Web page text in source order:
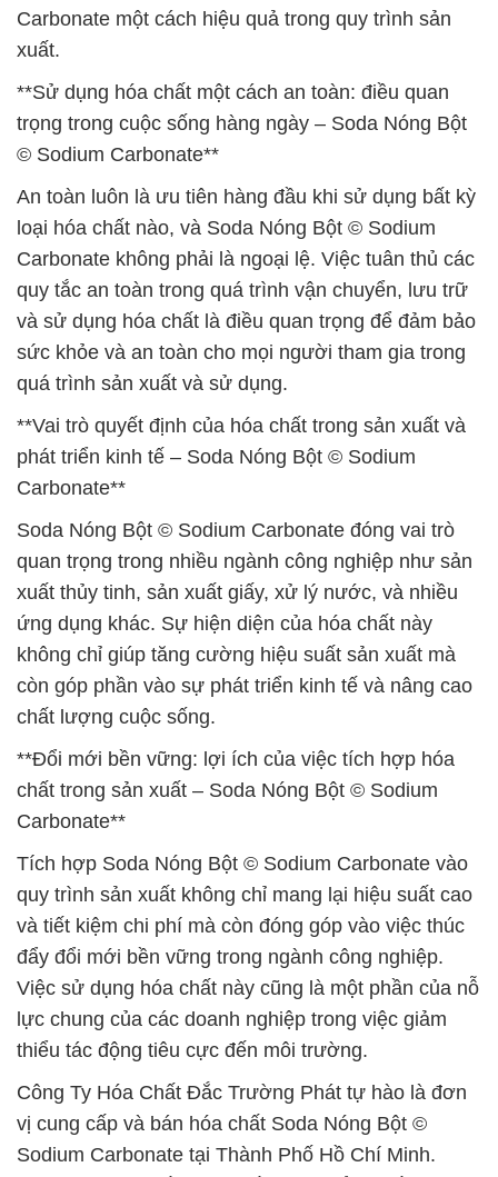
Carbonate một cách hiệu quả trong quy trình sản
xuất.
**Sử dụng hóa chất một cách an toàn: điều quan
trọng trong cuộc sống hàng ngày – Soda Nóng Bột
© Sodium Carbonate**
An toàn luôn là ưu tiên hàng đầu khi sử dụng bất kỳ
loại hóa chất nào, và Soda Nóng Bột © Sodium
Carbonate không phải là ngoại lệ. Việc tuân thủ các
quy tắc an toàn trong quá trình vận chuyển, lưu trữ
và sử dụng hóa chất là điều quan trọng để đảm bảo
sức khỏe và an toàn cho mọi người tham gia trong
quá trình sản xuất và sử dụng.
**Vai trò quyết định của hóa chất trong sản xuất và
phát triển kinh tế – Soda Nóng Bột © Sodium
Carbonate**
Soda Nóng Bột © Sodium Carbonate đóng vai trò
quan trọng trong nhiều ngành công nghiệp như sản
xuất thủy tinh, sản xuất giấy, xử lý nước, và nhiều
ứng dụng khác. Sự hiện diện của hóa chất này
không chỉ giúp tăng cường hiệu suất sản xuất mà
còn góp phần vào sự phát triển kinh tế và nâng cao
chất lượng cuộc sống.
**Đổi mới bền vững: lợi ích của việc tích hợp hóa
chất trong sản xuất – Soda Nóng Bột © Sodium
Carbonate**
Tích hợp Soda Nóng Bột © Sodium Carbonate vào
quy trình sản xuất không chỉ mang lại hiệu suất cao
và tiết kiệm chi phí mà còn đóng góp vào việc thúc
đẩy đổi mới bền vững trong ngành công nghiệp.
Việc sử dụng hóa chất này cũng là một phần của nỗ
lực chung của các doanh nghiệp trong việc giảm
thiểu tác động tiêu cực đến môi trường.
Công Ty Hóa Chất Đắc Trường Phát tự hào là đơn
vị cung cấp và bán hóa chất Soda Nóng Bột ©
Sodium Carbonate tại Thành Phố Hồ Chí Minh.